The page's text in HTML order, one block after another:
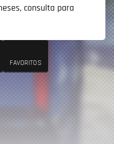
consulta para
FAVORITOS